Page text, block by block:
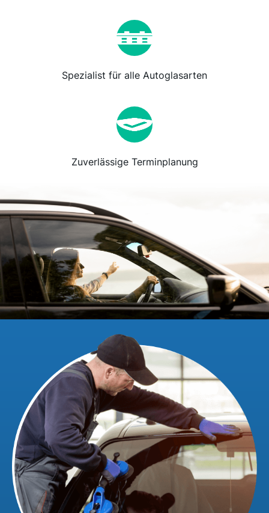
Spezialist für alle Autoglasarten
Zuverlässige Terminplanung